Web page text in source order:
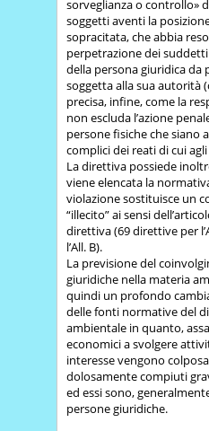
sorveglianza o controllo»
soggetti aventi la
sopracitata, che abbia
perpetrazione dei
della persona giuridica da
soggetta alla sua autorità
precisa, infine, come la
non escluda l’azione
persone fisiche che siano
complici dei reati di cui
La direttiva possiede
viene elencata la
violazione sostituisce un
“illecito” ai sensi
direttiva (69 direttive per
l’All. B).
La previsione del
giuridiche nella materia
quindi un profondo
delle fonti normative del
ambientale in quanto,
economici a svolgere
interesse vengono
dolosamente compiuti
ed essi sono,
persone giuridiche.